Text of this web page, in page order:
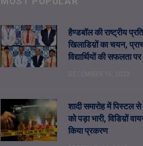
हैण्डबॉल की राष्ट्रीय
खिलाडिय़ों का चयन,
विद्यार्थियों की सफलता
शादी समारोह में पिस्टल
को पड़ा भारी, विडिय़ों
किया प्रकरण